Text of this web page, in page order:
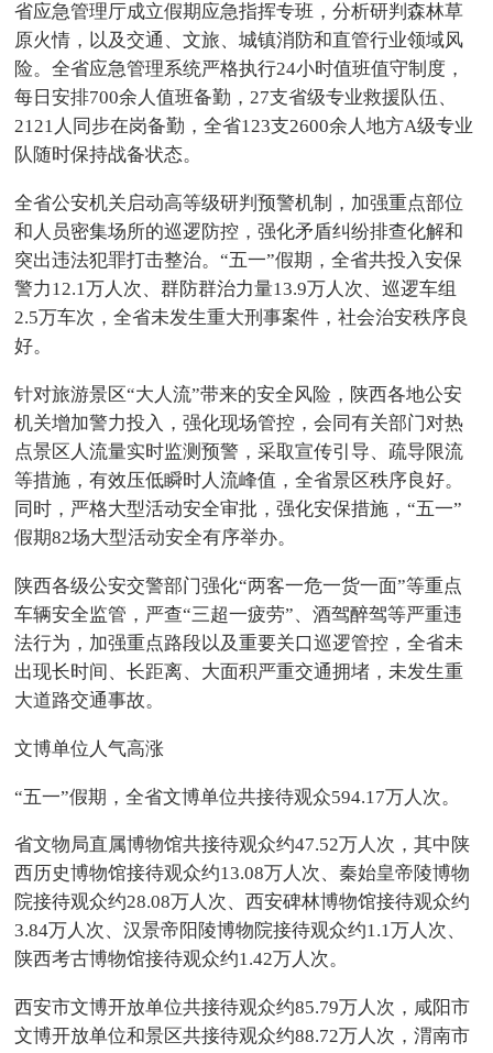
省应急管理厅成立假期应急指挥专班，分析研判森林草
原火情，以及交通、文旅、城镇消防和直管行业领域风
险。全省应急管理系统严格执行24小时值班值守制度，
每日安排700余人值班备勤，27支省级专业救援队伍、
2121人同步在岗备勤，全省123支2600余人地方A级专业
队随时保持战备状态。
全省公安机关启动高等级研判预警机制，加强重点部位
和人员密集场所的巡逻防控，强化矛盾纠纷排查化解和
突出违法犯罪打击整治。“五一”假期，全省共投入安保
警力12.1万人次、群防群治力量13.9万人次、巡逻车组
2.5万车次，全省未发生重大刑事案件，社会治安秩序良
好。
针对旅游景区“大人流”带来的安全风险，陕西各地公安
机关增加警力投入，强化现场管控，会同有关部门对热
点景区人流量实时监测预警，采取宣传引导、疏导限流
等措施，有效压低瞬时人流峰值，全省景区秩序良好。
同时，严格大型活动安全审批，强化安保措施，“五一”
假期82场大型活动安全有序举办。
陕西各级公安交警部门强化“两客一危一货一面”等重点
车辆安全监管，严查“三超一疲劳”、酒驾醉驾等严重违
法行为，加强重点路段以及重要关口巡逻管控，全省未
出现长时间、长距离、大面积严重交通拥堵，未发生重
大道路交通事故。
文博单位人气高涨
“五一”假期，全省文博单位共接待观众594.17万人次。
省文物局直属博物馆共接待观众约47.52万人次，其中陕
西历史博物馆接待观众约13.08万人次、秦始皇帝陵博物
院接待观众约28.08万人次、西安碑林博物馆接待观众约
3.84万人次、汉景帝阳陵博物院接待观众约1.1万人次、
陕西考古博物馆接待观众约1.42万人次。
西安市文博开放单位共接待观众约85.79万人次，咸阳市
文博开放单位和景区共接待观众约88.72万人次，渭南市